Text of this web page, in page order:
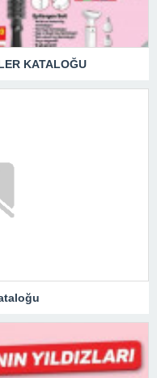
KATALOĞU